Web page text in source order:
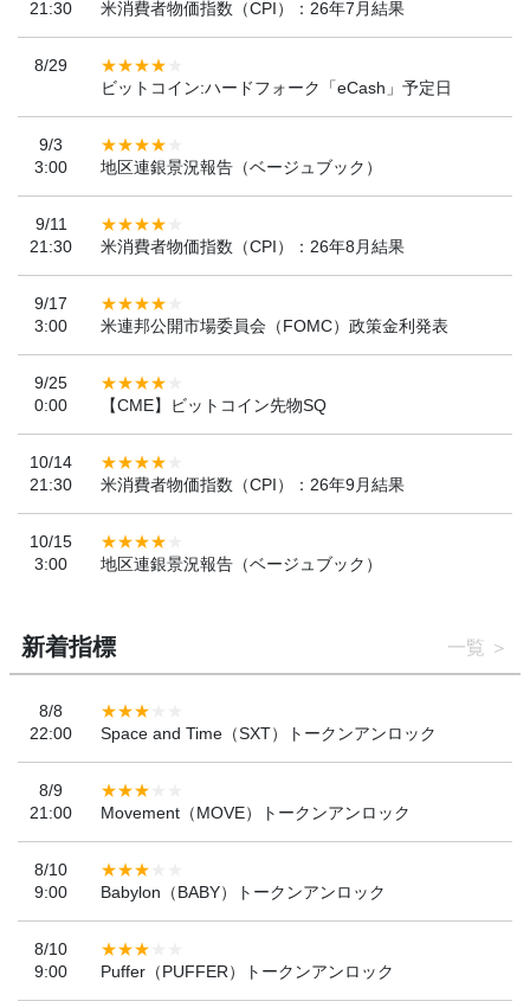
21:30 米消費者物価指数（CPI）：26年7月結果
8/29
ビットコイン:ハードフォーク「eCash」予定日
9/3
3:00
地区連銀景況報告（ベージュブック）
9/11
21:30
米消費者物価指数（CPI）：26年8月結果
9/17
3:00
米連邦公開市場委員会（FOMC）政策金利発表
9/25
0:00
【CME】ビットコイン先物SQ
10/14
21:30
米消費者物価指数（CPI）：26年9月結果
10/15
3:00
地区連銀景況報告（ベージュブック）
新着指標 一覧
8/8
22:00
Space and Time（SXT）トークンアンロック
8/9
21:00
Movement（MOVE）トークンアンロック
8/10
9:00
Babylon（BABY）トークンアンロック
8/10
9:00
Puffer（PUFFER）トークンアンロック